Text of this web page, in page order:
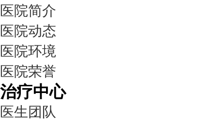
医院简介
医院动态
医院环境
医院荣誉
治疗中心
医生团队